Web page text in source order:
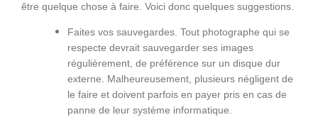
être quelque chose à faire. Voici donc quelques suggestions.
Faites vos sauvegardes. Tout photographe qui se
respecte devrait sauvegarder ses images
régulièrement, de préférence sur un disque dur
externe. Malheureusement, plusieurs négligent de
le faire et doivent parfois en payer pris en cas de
panne de leur système informatique.